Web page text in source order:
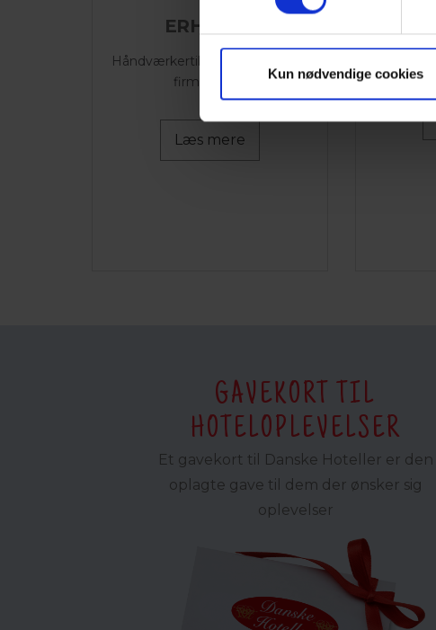
Kun nødvendige cookies
ERHVERV
Håndværkertilbud, busrejser og
firmaaftaler
Læs mere
GAVEKORT TIL
HOTELOPLEVELSER
Et gavekort til Danske Hoteller er den
oplagte gave til dem der ønsker sig
oplevelser